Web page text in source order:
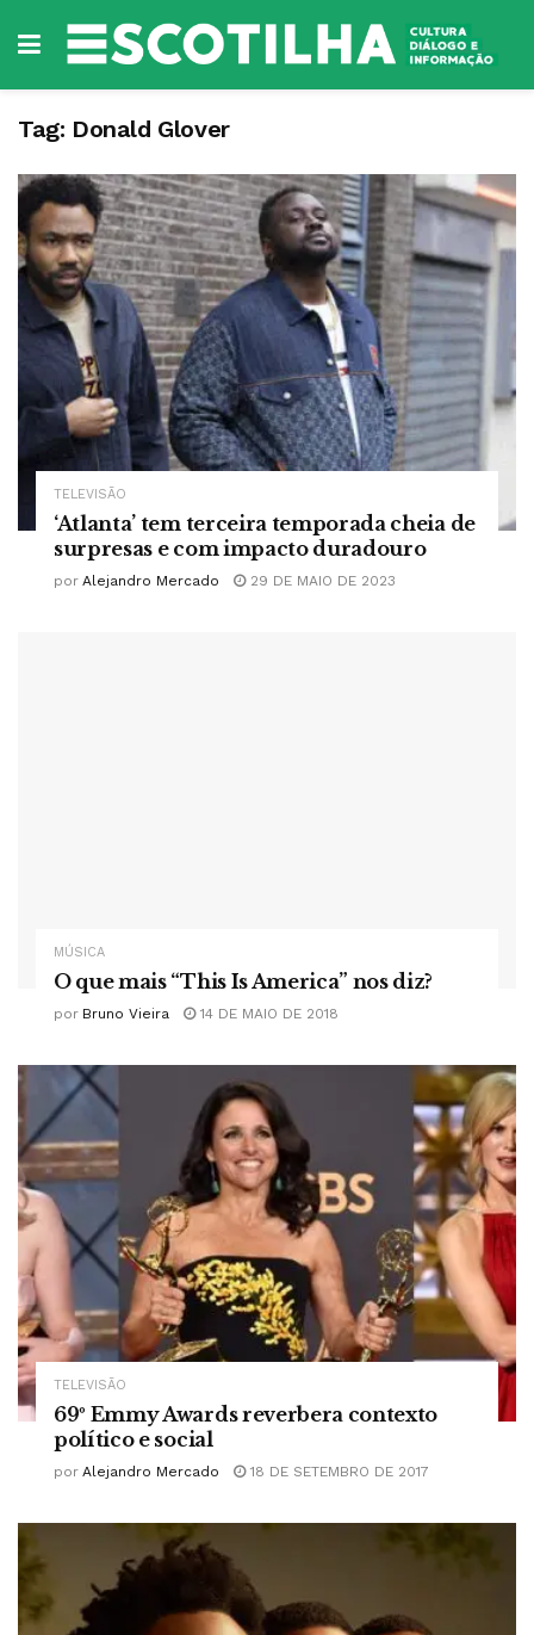
Tag: Donald Glover
TELEVISÃO
‘Atlanta’ tem terceira temporada cheia de
surpresas e com impacto duradouro
por Alejandro Mercado 29 DE MAIO DE 2023
MÚSICA
O que mais “This Is America” nos diz?
por Bruno Vieira 14 DE MAIO DE 2018
TELEVISÃO
69º Emmy Awards reverbera contexto
político e social
por Alejandro Mercado 18 DE SETEMBRO DE 2017